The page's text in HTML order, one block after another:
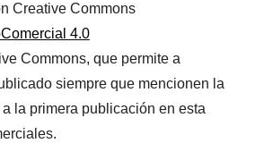
Creative Commons
4.0
Commons, que permite a
siempre que mencionen la
la primera publicación en esta